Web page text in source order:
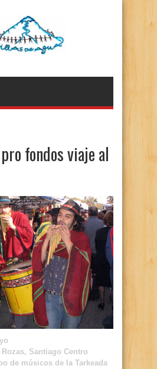
fondos viaje al
Santiago Centro
de músicos de la Tarkeada